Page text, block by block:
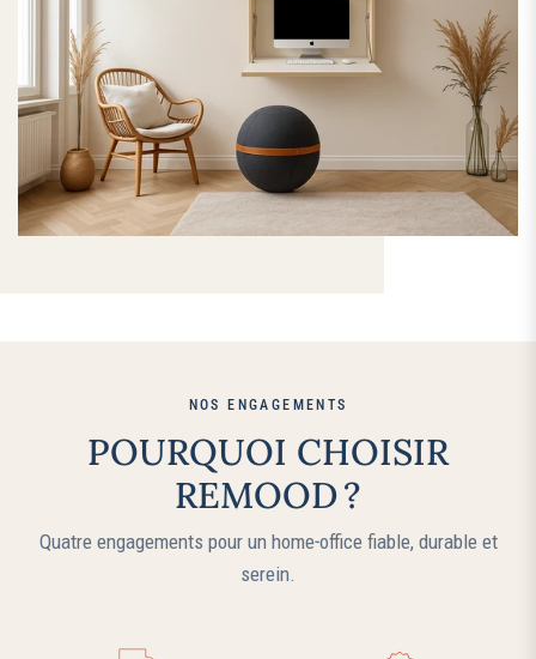
NOS ENGAGEMENTS
POURQUOI CHOISIR
REMOOD ?
Quatre engagements pour un home‑office fiable, durable et
serein.